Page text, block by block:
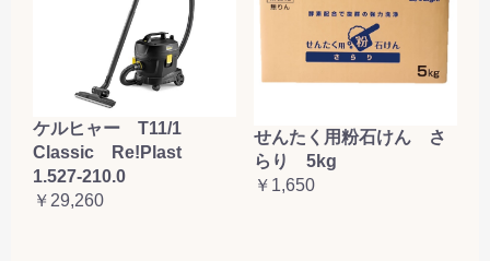
ケルヒャー T11/1
Classic Re!Plast
1.527-210.0
￥29,260
せんたく用粉石けん さ
らり 5kg
￥1,650